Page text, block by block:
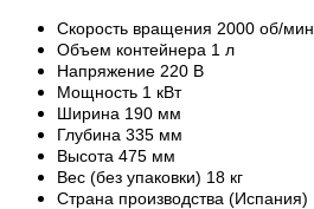
Скорость вращения 2000 об/мин.
Объем контейнера 1 л
Напряжение 220 В
Мощность 1 кВт
Ширина 190 мм
Глубина 335 мм
Высота 475 мм
Вес (без упаковки) 18 кг
Страна производства (Испания)